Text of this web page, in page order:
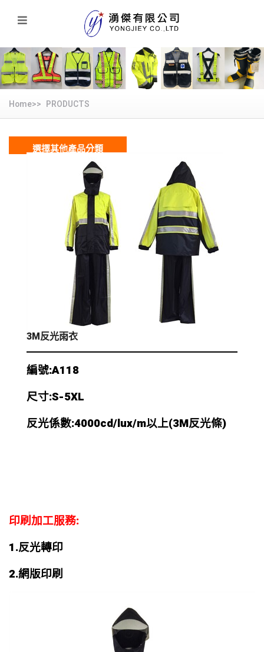
Home>> PRODUCTS
選擇其他產品分類
3M反光雨衣
編號:A118
尺寸:S-5XL
反光係數:4000cd/lux/m以上(3M反光條)
印刷加工服務:
1.反光轉印
2.網版印刷